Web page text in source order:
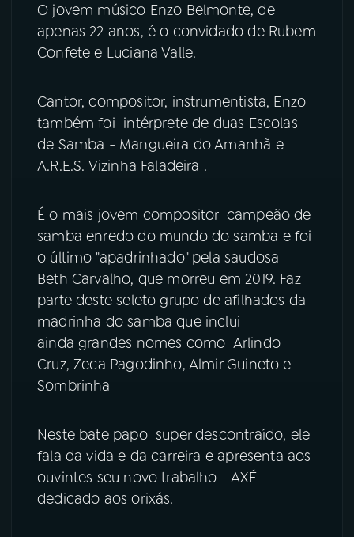
05PODCASTS
07ÚLTIMAS
08FESTIVAL DE MÚSICA
ACOMPANHE A RÁDIO NACIONAL
YouTube Facebook
Instagram X
TikTok
O jovem músico Enzo Belmonte, de
apenas 22 anos, é o convidado de Rubem
Confete e Luciana Valle.
Cantor, compositor, instrumentista, Enzo
também foi intérprete de duas Escolas
de Samba - Mangueira do Amanhã e
A.R.E.S. Vizinha Faladeira .
É o mais jovem compositor campeão de
samba enredo do mundo do samba e foi
o último "apadrinhado" pela saudosa
Beth Carvalho, que morreu em 2019. Faz
parte deste seleto grupo de afilhados da
madrinha do samba que inclui
ainda grandes nomes como Arlindo
Cruz, Zeca Pagodinho, Almir Guineto e
Sombrinha
Neste bate papo super descontraído, ele
fala da vida e da carreira e apresenta aos
ouvintes seu novo trabalho - AXÉ -
dedicado aos orixás.